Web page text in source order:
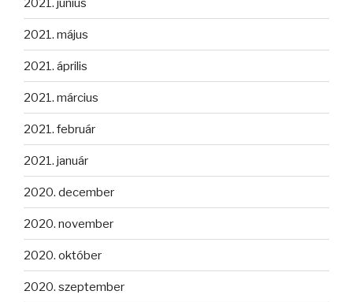
2021. június
2021. május
2021. április
2021. március
2021. február
2021. január
2020. december
2020. november
2020. október
2020. szeptember